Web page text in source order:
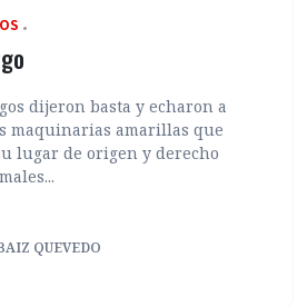
dijeron basta y echaron a
maquinarias amarillas que
lugar de origen y derecho
QUEVEDO